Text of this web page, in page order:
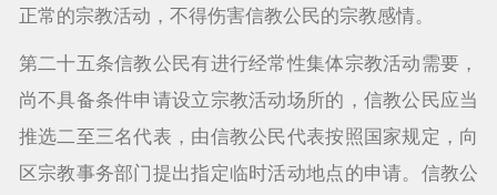
正常的宗教活动，不得伤害信教公民的宗教感情。
第二十五条信教公民有进行经常性集体宗教活动需要，
尚不具备条件申请设立宗教活动场所的，信教公民应当
推选二至三名代表，由信教公民代表按照国家规定，向
区宗教事务部门提出指定临时活动地点的申请。信教公